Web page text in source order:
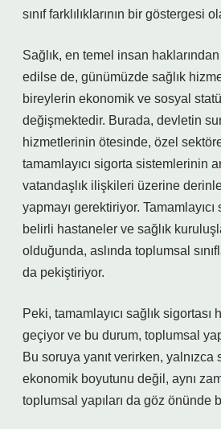
sınıf farklılıklarının bir göstergesi
Sağlık, en temel insan
edilse de, günümüzde sağlık
bireylerin ekonomik ve sosyal
değişmektedir. Burada, devletin
hizmetlerinin ötesinde, özel
tamamlayıcı sigorta sistemlerinin
vatandaşlık ilişkileri üzerine
yapmayı gerektiriyor. Tamamlayıcı
belirli hastaneler ve sağlık
olduğunda, aslında toplumsal
da pekiştiriyor.
Peki, tamamlayıcı sağlık
geçiyor ve bu durum, toplumsal
Bu soruya yanıt verirken, yalnızca
ekonomik boyutunu değil, aynı
toplumsal yapıları da göz önünde